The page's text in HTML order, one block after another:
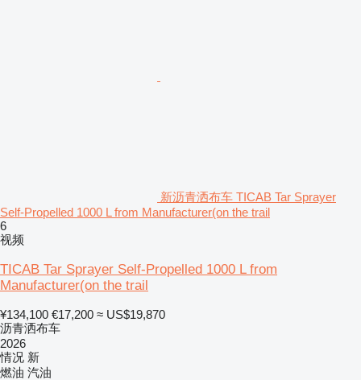
新沥青洒布车 TICAB Tar Sprayer
Self-Propelled 1000 L from Manufacturer(on the trail
6
视频
TICAB Tar Sprayer Self-Propelled 1000 L from
Manufacturer(on the trail
¥134,100 €17,200 ≈ US$19,870
沥青洒布车
2026
情况 新
燃油 汽油